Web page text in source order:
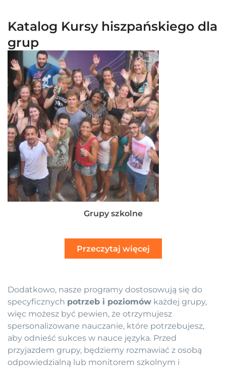
Katalog Kursy hiszpańskiego dla
grup
Grupy szkolne
Przeczytaj więcej
Dodatkowo, nasze programy dostosowują się do
specyficznych potrzeb i poziomów każdej grupy,
więc możesz być pewien, że otrzymujesz
spersonalizowane nauczanie, które potrzebujesz,
aby odnieść sukces w nauce języka. Przed
przyjazdem grupy, będziemy rozmawiać z osobą
odpowiedzialną lub monitorem szkolnym i